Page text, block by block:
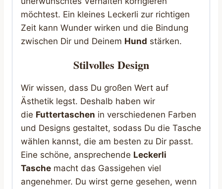
möchtest. Ein kleines Leckerli zur richtigen
Zeit kann Wunder wirken und die Bindung
zwischen Dir und Deinem Hund stärken.
Stilvolles Design
Wir wissen, dass Du großen Wert auf
Ästhetik legst. Deshalb haben wir
die Futtertaschen in verschiedenen Farben
und Designs gestaltet, sodass Du die Tasche
wählen kannst, die am besten zu Dir passt.
Eine schöne, ansprechende Leckerli
Tasche macht das Gassigehen viel
angenehmer. Du wirst gerne gesehen, wenn